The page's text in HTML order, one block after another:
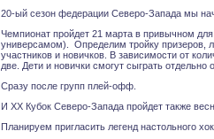
20-ый сезон федерации Северо-Запада мы
Чемпионат пройдет 21 марта в привычном
универсамом). Определим тройку призеров,
участников и новичков. В зависимости от
две. Дети и новички смогут сыграть
Сразу после групп плей-офф.
И XX Кубок Северо-Запада пройдет также
Планируем пригласить легенд настольного